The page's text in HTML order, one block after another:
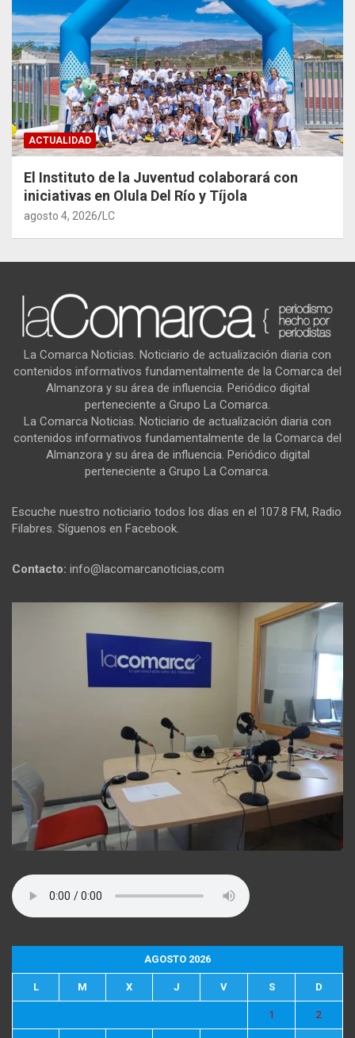
ACTUALIDAD
El Instituto de la Juventud colaborará con
iniciativas en Olula Del Río y Tíjola
agosto 4, 2026 LC
La Comarca Noticias. Noticiario de actualización diaria con
contenidos informativos fundamentalmente de la Comarca del
Almanzora y su área de influencia. Periódico digital
perteneciente a Grupo La Comarca.
La Comarca Noticias. Noticiario de actualización diaria con
contenidos informativos fundamentalmente de la Comarca del
Almanzora y su área de influencia. Periódico digital
perteneciente a Grupo La Comarca.
Escuche nuestro noticiario todos los días en el 107.8 FM, Radio
Filabres. Síguenos en Facebook.
Contacto: info@lacomarcanoticias,com
AGOSTO 2026
L M X J V S D
1 2